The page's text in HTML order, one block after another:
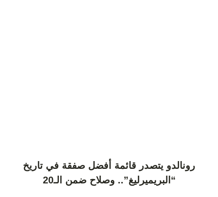
رونالدو يتصدر قائمة أفضل صفقة في تاريخ
“البريميرليغ”.. وصلاح ضمن الـ20